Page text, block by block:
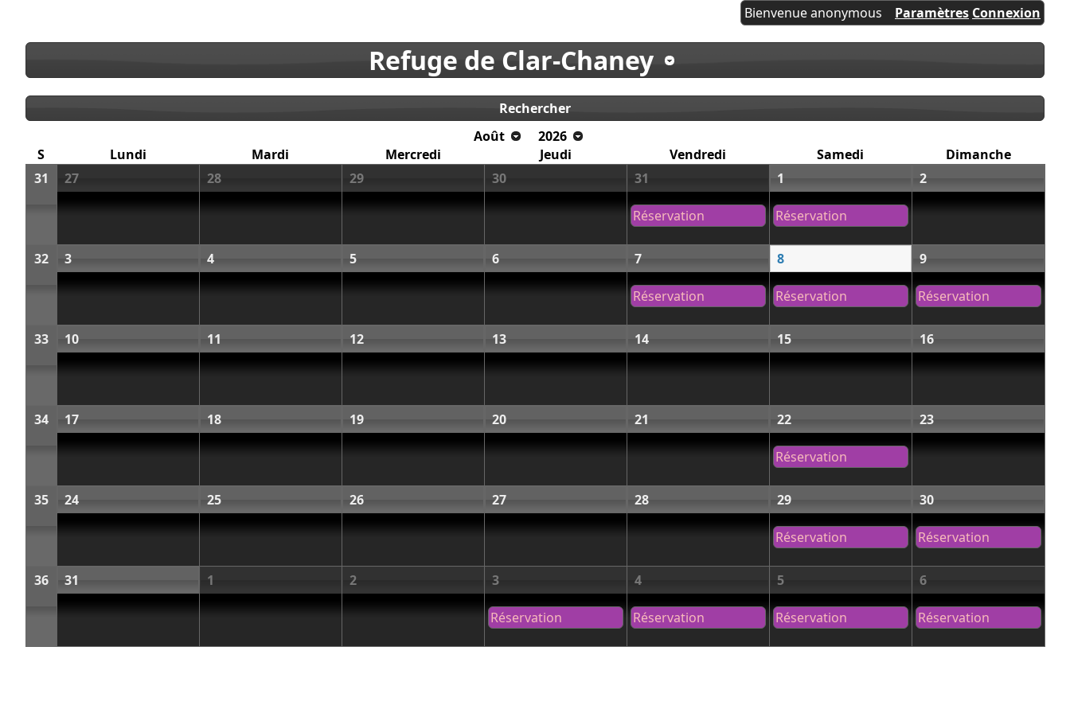
Bienvenue anonymous Paramètres Connexion
Refuge de Clar-Chaney
Rechercher
Août
2026
S
Lundi Mardi Mercredi Jeudi Vendredi Samedi
Dimanche
31
27 28 29 30 31
Réservation
1
Réservation
2
32 3 4 5 6 7
Réservation
8
Réservation
9
Réservation
33 10 11 12 13 14 15 16
34 17 18 19 20 21 22
Réservation
23
35 24 25 26 27 28 29
Réservation
30
Réservation
36 31 1 2 3
Réservation
4
Réservation
5
Réservation
6
Réservation